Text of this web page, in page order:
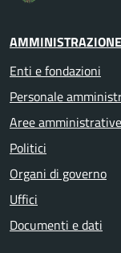
AMMINISTRAZIONE
Enti e fondazioni
Personale
Aree amministrative
Politici
Organi di governo
Uffici
Documenti e dati